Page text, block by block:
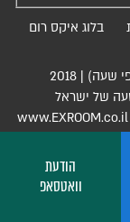
הודעת
וואטסאפ
בלוג איקס רום
|
2018
של ישראל